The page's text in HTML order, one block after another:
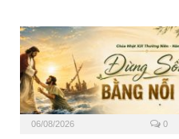
06/08/2026 0